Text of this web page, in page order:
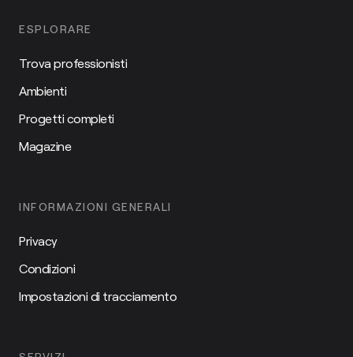
ESPLORARE
Trova professionisti
Ambienti
Progetti completi
Magazine
INFORMAZIONI GENERALI
Privacy
Condizioni
Impostazioni di tracciamento